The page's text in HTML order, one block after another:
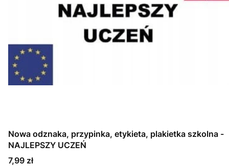
Nowa odznaka, przypinka, etykieta, plakietka szkolna -
NAJLEPSZY UCZEŃ
Cena
7,99 zł